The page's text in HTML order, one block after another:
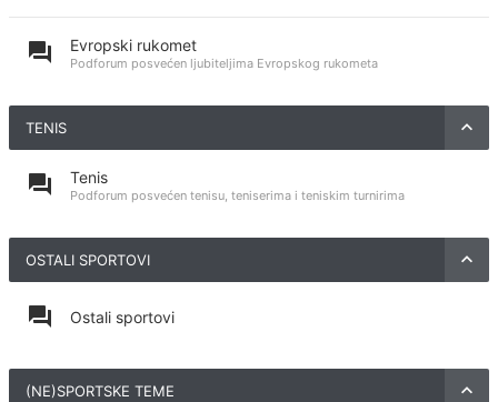
Evropski rukomet
Podforum posvećen ljubiteljima Evropskog rukometa
TENIS
Tenis
Podforum posvećen tenisu, teniserima i teniskim turnirima
OSTALI SPORTOVI
Ostali sportovi
(NE)SPORTSKE TEME